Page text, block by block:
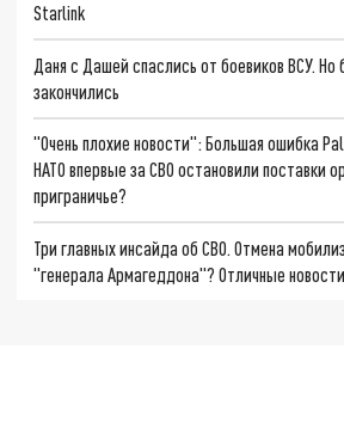
Starlink
Даня с Дашей спаслись от боевиков ВСУ.
закончились
"Очень плохие новости": Большая ошибка
НАТО впервые за СВО остановили поставки
приграничье?
Три главных инсайда об СВО. Отмена
"генерала Армагеддона"? Отличные